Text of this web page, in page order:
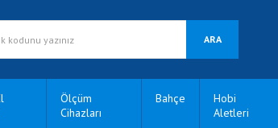
ARA
Ölçüm
Cihazları
Bahçe
Hobi
Aletleri